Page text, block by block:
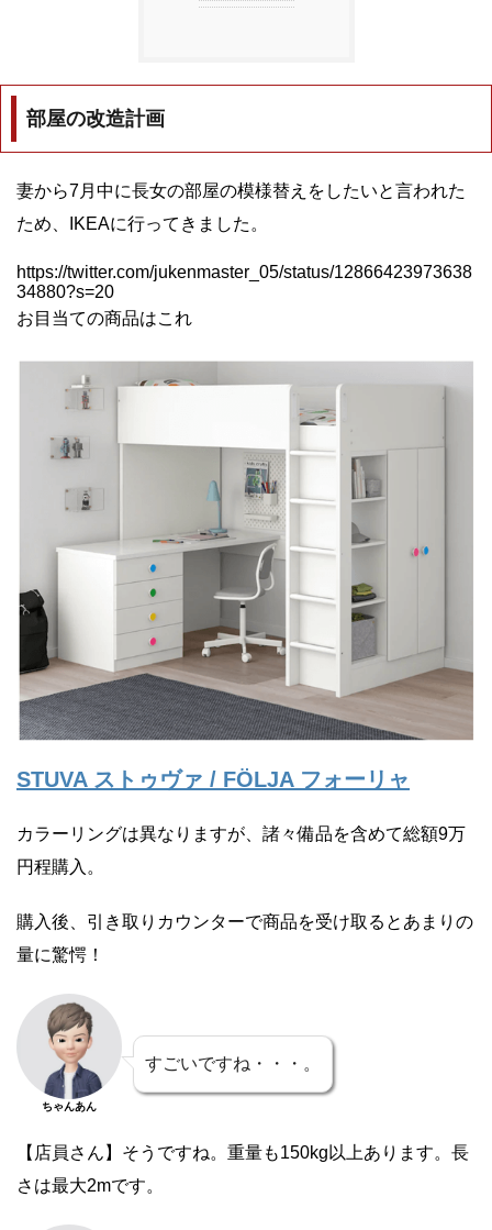
部屋の改造計画
妻から7月中に長女の部屋の模様替えをしたいと言われた
ため、IKEAに行ってきました。
https://twitter.com/jukenmaster_05/status/12866423973638
34880?s=20
お目当ての商品はこれ
STUVA ストゥヴァ / FÖLJA フォーリャ
カラーリングは異なりますが、諸々備品を含めて総額9万
円程購入。
購入後、引き取りカウンターで商品を受け取るとあまりの
量に驚愕！
ちゃんあん
すごいですね・・・。
【店員さん】そうですね。重量も150kg以上あります。長
さは最大2mです。